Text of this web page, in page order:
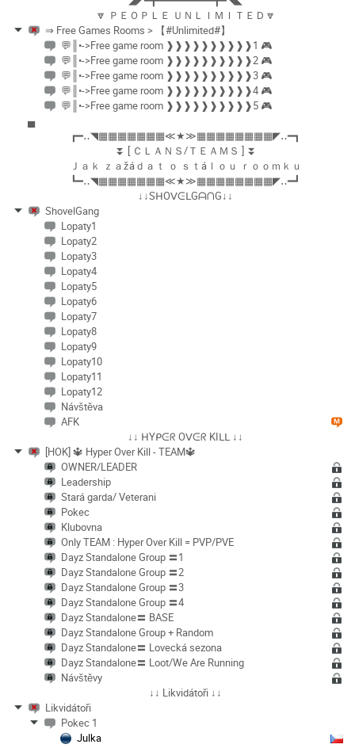
🔽 ＰＥＯＰＬＥ ＵＮＬＩＭＩＴＥＤ🔽
⇒ Free Games Rooms > 【#Unlimited#】
💬║•->Free game room ❱❱❱❱❱❱❱❱❱❱1 🎮
💬║•->Free game room ❱❱❱❱❱❱❱❱❱❱2 🎮
💬║•->Free game room ❱❱❱❱❱❱❱❱❱❱3 🎮
💬║•->Free game room ❱❱❱❱❱❱❱❱❱❱4 🎮
💬║•->Free game room ❱❱❱❱❱❱❱❱❱❱5 🎮
▄
┏━‥◥▦▦▦▦▦▦▦≪★≫▦▦▦▦▦▦▦▦◤‥━┓
⏬ [ ＣＬＡＮＳ/ＴＥＡＭＳ ] ⏬
Ｊａｋ ｚａžáｄａｔ ｏ ｓｔáｌｏｕ ｒｏｏｍｋｕ
┗━‥◥▦▦▦▦▦▦▦≪★≫▦▦▦▦▦▦▦▦◤‥━┛
↓↓SᕼOᐯᕮᒪGᗩᑎG↓↓
ShovelGang
Lopaty1
Lopaty2
Lopaty3
Lopaty4
Lopaty5
Lopaty6
Lopaty7
Lopaty8
Lopaty9
Lopaty10
Lopaty11
Lopaty12
Návštěva
AFK
↓↓ ᕼYᑭᕮᖇ Oᐯᕮᖇ KIᒪᒪ ↓↓
[HOK] 🔱 Hyper Over Kill - TEAM🔱
OWNER/LEADER
Leadership
Stará garda/ Veterani
Pokec
Klubovna
Only TEAM : Hyper Over Kill = PVP/PVE
Dayz Standalone Group 〓1
Dayz Standalone Group 〓2
Dayz Standalone Group 〓3
Dayz Standalone Group 〓4
Dayz Standalone〓 BASE
Dayz Standalone Group + Random
Dayz Standalone〓 Lovecká sezona
Dayz Standalone〓 Loot/We Are Running
Návštěvy
↓↓ Likvidátoři ↓↓
Likvidátoři
Pokec 1
Julka